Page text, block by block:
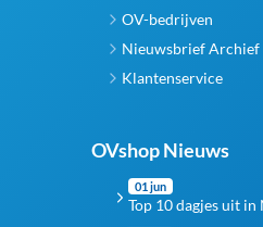
OV-bedrijven
Nieuwsbrief Archief
Klantenservice
OVshop Nieuws
01 jun
Top 10 dagjes uit